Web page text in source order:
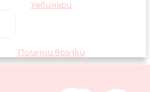
Уебинари
Полезни връзки